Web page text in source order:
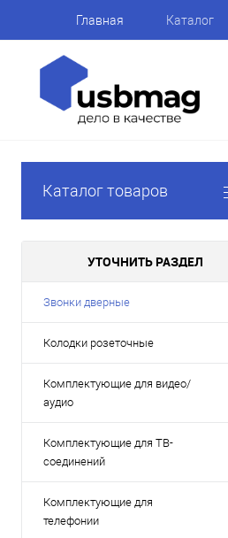
Главная Каталог
Каталог товаров
УТОЧНИТЬ РАЗДЕЛ
Звонки дверные
Колодки розеточные
Комплектующие для видео/
аудио
Комплектующие для ТВ-
соединений
Комплектующие для
телефонии